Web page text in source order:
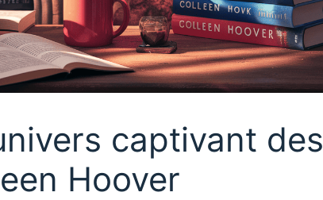
captivant des
Hoover